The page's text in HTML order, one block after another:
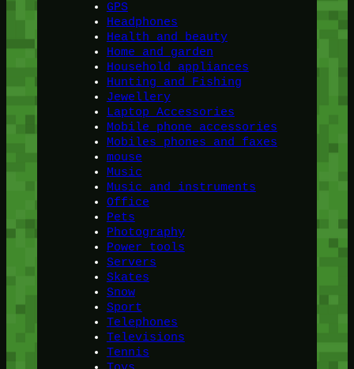
GPS
Headphones
Health and beauty
Home and garden
Household appliances
Hunting and Fishing
Jewellery
Laptop Accessories
Mobile phone accessories
Mobiles phones and faxes
mouse
Music
Music and instruments
Office
Pets
Photography
Power tools
Servers
Skates
Snow
Sport
Telephones
Televisions
Tennis